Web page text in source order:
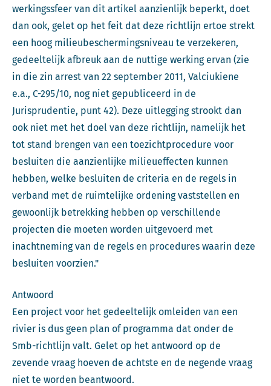
werkingssfeer van dit artikel aanzienlijk beperkt, doet
dan ook, gelet op het feit dat deze richtlijn ertoe strekt
een hoog milieubeschermingsniveau te verzekeren,
gedeeltelijk afbreuk aan de nuttige werking ervan (zie
in die zin arrest van 22 september 2011, Valciukiene
e.a., C-295/10, nog niet gepubliceerd in de
Jurisprudentie, punt 42). Deze uitlegging strookt dan
ook niet met het doel van deze richtlijn, namelijk het
tot stand brengen van een toezichtprocedure voor
besluiten die aanzienlijke milieueffecten kunnen
hebben, welke besluiten de criteria en de regels in
verband met de ruimtelijke ordening vaststellen en
gewoonlijk betrekking hebben op verschillende
projecten die moeten worden uitgevoerd met
inachtneming van de regels en procedures waarin deze
besluiten voorzien."
Antwoord
Een project voor het gedeeltelijk omleiden van een
rivier is dus geen plan of programma dat onder de
Smb-richtlijn valt. Gelet op het antwoord op de
zevende vraag hoeven de achtste en de negende vraag
niet te worden beantwoord.